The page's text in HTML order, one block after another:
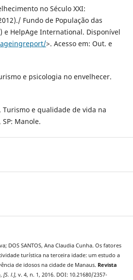
no Século XXI:
Fundo de População das
e HelpAge International. Disponível
>. Acesso em: Out. e
e psicologia no envelhecer.
Turismo e qualidade de vida na
Manole.
DOS SANTOS, Ana Claudia Cunha. Os fatores
turística na terceira idade: um estudo a
de idosos na cidade de Manaus. Revista
, [S. l.], v. 4, n. 1, 2016. DOI: 10.21680/2357-